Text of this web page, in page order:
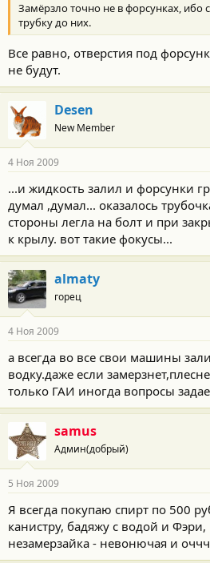
Замёрзло точно не в форсунках, ибо
трубку до них.
Все равно, отверстия под
не будут.
Desen
New Member
4 Ноя 2009
...и жидкость залил и форсунки
думал ,думал... оказалось
стороны легла на болт и при
к крылу. вот такие фокусы...
almaty
горец
4 Ноя 2009
а всегда во все свои машины
водку.даже если
только ГАИ иногда вопросы
samus
Админ(добрый)
5 Ноя 2009
Я всегда покупаю спирт по 500
канистру, бадяжу с водой и Фэри,
незамерзайка - невонючая и